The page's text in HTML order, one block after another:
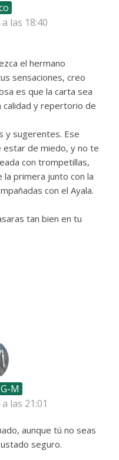
las 18:40
el hermano
sensaciones, creo
es que la carta sea
calidad y repertorio de
y sugerentes. Ese
estar de miedo, y no te
con trompetillas,
primera junto con la
con el Ayala.
tan bien en tu
M
las 21:01
aunque tú no seas
seguro.